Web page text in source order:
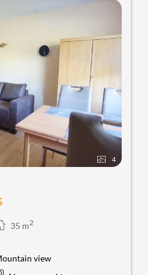
4
35 m2
view